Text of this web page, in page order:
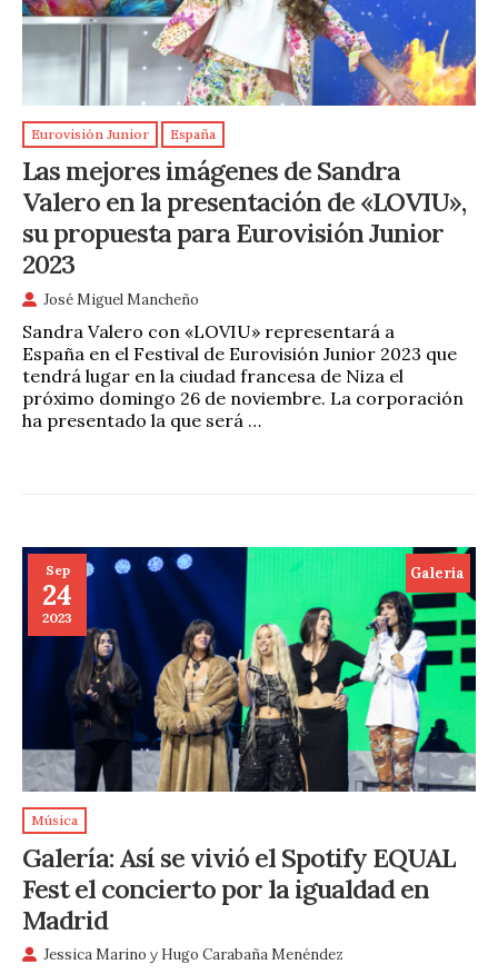
Eurovisión Junior España
Las mejores imágenes de Sandra
Valero en la presentación de «LOVIU»,
su propuesta para Eurovisión Junior
2023
José Miguel Mancheño
Sandra Valero con «LOVIU» representará a
España en el Festival de Eurovisión Junior 2023 que
tendrá lugar en la ciudad francesa de Niza el
próximo domingo 26 de noviembre. La corporación
ha presentado la que será …
Sep
24
2023
Galeria
Música
Galería: Así se vivió el Spotify EQUAL
Fest el concierto por la igualdad en
Madrid
Jessica Marino y Hugo Carabaña Menéndez